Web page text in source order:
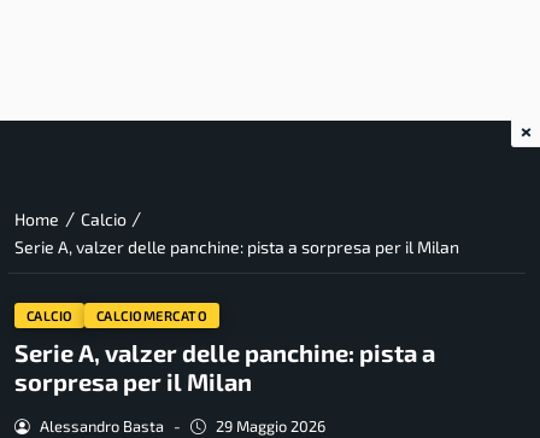
Home / Calcio /
Serie A, valzer delle panchine: pista a sorpresa per il Milan
CALCIO CALCIOMERCATO
Serie A, valzer delle panchine: pista a
sorpresa per il Milan
Alessandro Basta - 29 Maggio 2026
×